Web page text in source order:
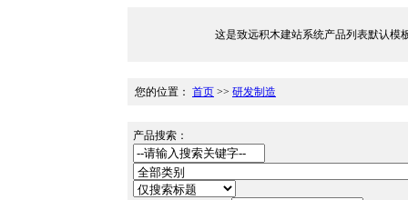
这是致远积木建站系统产品列表默认模
您的位置： 首页 >> 研发制造
产品搜索：